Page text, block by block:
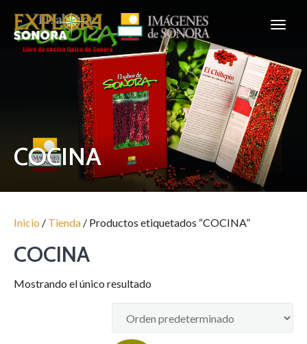
COCINA
Inicio / Tienda / Productos etiquetados “COCINA”
COCINA
Mostrando el único resultado